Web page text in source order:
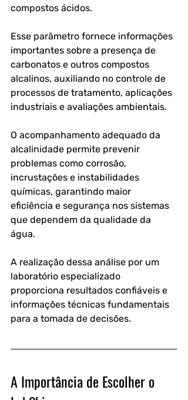
compostos ácidos.
Esse parâmetro fornece informações
importantes sobre a presença de
carbonatos e outros compostos
alcalinos, auxiliando no controle de
processos de tratamento, aplicações
industriais e avaliações ambientais.
O acompanhamento adequado da
alcalinidade permite prevenir
problemas como corrosão,
incrustações e instabilidades
químicas, garantindo maior
eficiência e segurança nos sistemas
que dependem da qualidade da
água.
A realização dessa análise por um
laboratório especializado
proporciona resultados confiáveis e
informações técnicas fundamentais
para a tomada de decisões.
A Importância de Escolher o